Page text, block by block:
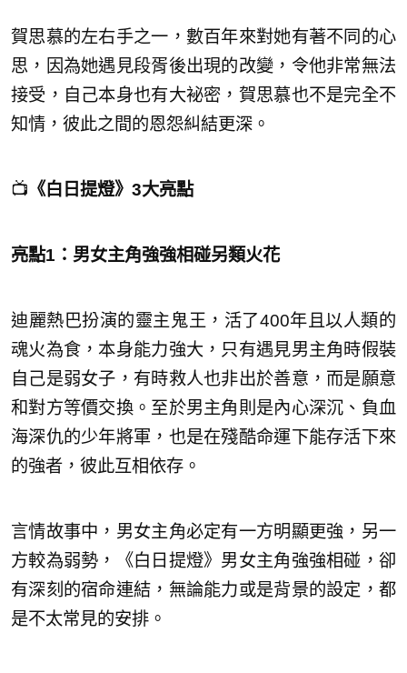
賀思慕的左右手之一，數百年來對她有著不同的心
思，因為她遇見段胥後出現的改變，令他非常無法
接受，自己本身也有大袐密，賀思慕也不是完全不
知情，彼此之間的恩怨糾結更深。
📺 《白日提燈》3大亮點
亮點1：男女主角強強相碰另類火花
迪麗熱巴扮演的靈主鬼王，活了400年且以人類的
魂火為食，本身能力強大，只有遇見男主角時假裝
自己是弱女子，有時救人也非出於善意，而是願意
和對方等價交換。至於男主角則是內心深沉、負血
海深仇的少年將軍，也是在殘酷命運下能存活下來
的強者，彼此互相依存。
言情故事中，男女主角必定有一方明顯更強，另一
方較為弱勢，《白日提燈》男女主角強強相碰，卻
有深刻的宿命連結，無論能力或是背景的設定，都
是不太常見的安排。